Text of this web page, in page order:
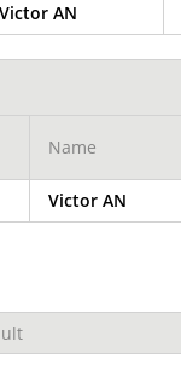
Victor AN
Name
Victor AN